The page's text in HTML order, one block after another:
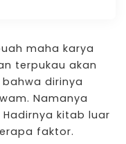
maha karya
terpukau akan
dirinya
Namanya
Hadirnya kitab luar
faktor.